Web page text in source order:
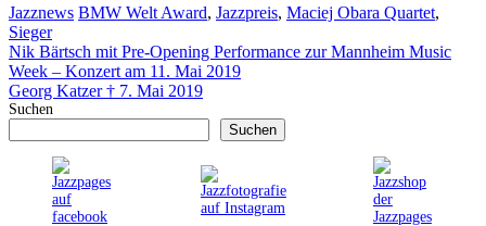
Kategorien
Jazznews Schlagwörter
BMW Welt Award, Jazzpreis, Maciej Obara Quartet,
Sieger
Nik Bärtsch mit Pre-Opening Performance zur Mannheim Music
Week – Konzert am 11. Mai 2019
Georg Katzer † 7. Mai 2019
Suchen
Suchen